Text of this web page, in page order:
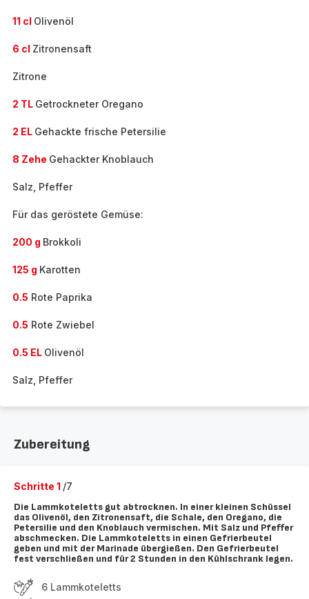
11 cl Olivenöl
6 cl Zitronensaft
Zitrone
2 TL Getrockneter Oregano
2 EL Gehackte frische Petersilie
8 Zehe Gehackter Knoblauch
Salz, Pfeffer
Für das geröstete Gemüse:
200 g Brokkoli
125 g Karotten
0.5 Rote Paprika
0.5 Rote Zwiebel
0.5 EL Olivenöl
Salz, Pfeffer
Zubereitung
Schritte 1 /7
Die Lammkoteletts gut abtrocknen. In einer kleinen Schüssel
das Olivenöl, den Zitronensaft, die Schale, den Oregano, die
Petersilie und den Knoblauch vermischen. Mit Salz und Pfeffer
abschmecken. Die Lammkoteletts in einen Gefrierbeutel
geben und mit der Marinade übergießen. Den Gefrierbeutel
fest verschließen und für 2 Stunden in den Kühlschrank legen.
6 Lammkoteletts